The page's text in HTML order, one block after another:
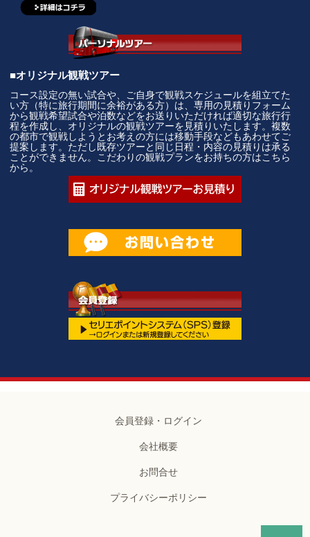
■オリジナル観戦ツアー
コース設定の無い試合や、ご自身で観戦スケジュールを組立てた
い方（特に旅行期間に余裕がある方）は、専用の見積りフォーム
から観戦希望試合や泊数などをお送りいただければ適切な旅行行
程を作成し、オリジナルの観戦ツアーを見積りいたします。複数
の都市で観戦しようとお考えの方には移動手段などもあわせてご
提案します。ただし既存ツアーと同じ日程・内容の見積りは承る
ことができません。こだわりの観戦プランをお持ちの方はこちら
から。
会員登録・ログイン
会社概要
お問合せ
プライバシーポリシー